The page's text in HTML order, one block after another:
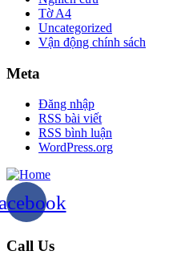
Tờ A4
Uncategorized
Vận động chính sách
Meta
Đăng nhập
RSS bài viết
RSS bình luận
WordPress.org
Call Us